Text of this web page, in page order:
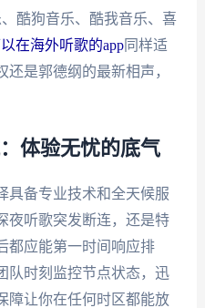
酷狗音乐、酷我音乐、喜
在海外听歌的app同样适
是郭德纲的最新相声，
体验无忧的底气
具备专业技术和全天候服
夜听歌突发断连，还是特
都应能第一时间响应排
队时刻监控节点状态，迅
障让你在任何时区都能放